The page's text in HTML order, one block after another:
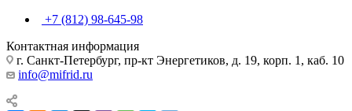
+7 (812) 98-645-98
Контактная информация
г. Санкт-Петербург, пр-кт Энергетиков, д. 19, корп. 1, каб. 10
info@mifrid.ru